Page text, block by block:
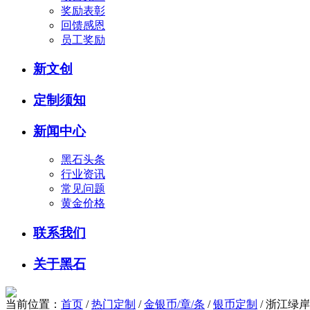
奖励表彰
回馈感恩
员工奖励
新文创
定制须知
新闻中心
黑石头条
行业资讯
常见问题
黄金价格
联系我们
关于黑石
当前位置： 首页 /热门定制 /金银币/章/条 /银币定制 / 浙江绿